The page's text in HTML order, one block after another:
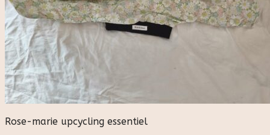
Rose-marie upcycling essentiel